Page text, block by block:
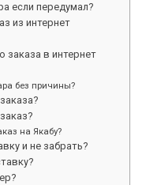
если передумал?
из интернет
заказа в интернет
без причины?
на Якабу?
и не забрать?